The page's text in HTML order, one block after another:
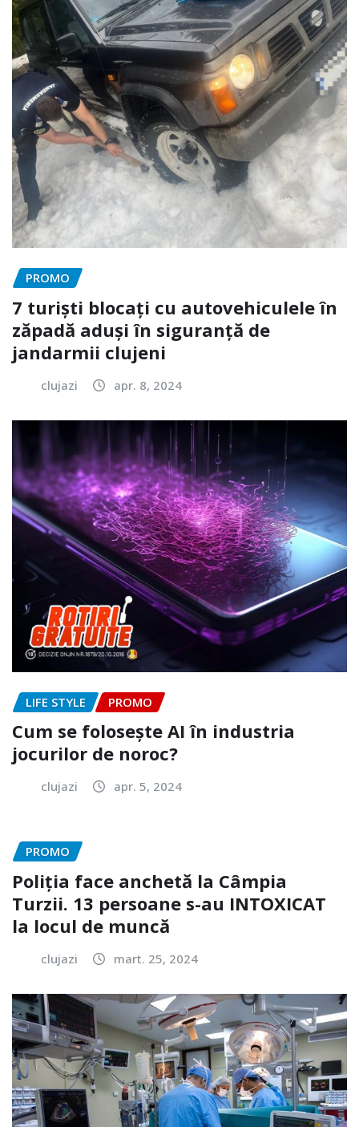
PROMO
7 turiști blocați cu autovehiculele în
zăpadă aduși în siguranță de
jandarmii clujeni
clujazi apr. 8, 2024
LIFE STYLE PROMO
Cum se folosește AI în industria
jocurilor de noroc?
clujazi apr. 5, 2024
PROMO
Poliția face anchetă la Câmpia
Turzii. 13 persoane s-au INTOXICAT
la locul de muncă
clujazi mart. 25, 2024